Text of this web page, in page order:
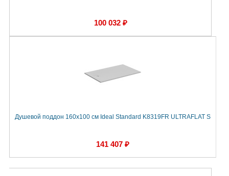
100 032 ₽
Душевой поддон 160х100 см Ideal Standard K8319FR ULTRAFLAT S
141 407 ₽